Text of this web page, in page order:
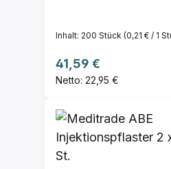
Inhalt: 200 Stück (0,21 € / 1
Regulärer Preis:
41,59 €
Netto: 22,95 €